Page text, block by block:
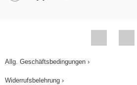
Allg. Geschäftsbedingungen ›
Widerrufsbelehrung ›